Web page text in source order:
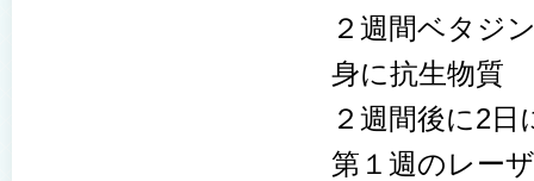
２週間ベタジ
身に抗生物質
２週間後に2
第１週のレー